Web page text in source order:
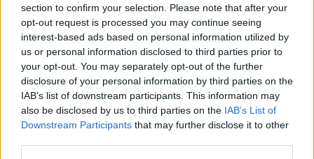
section to confirm your selection. Please note that after your
opt-out request is processed you may continue seeing
interest-based ads based on personal information utilized by
us or personal information disclosed to third parties prior to
your opt-out. You may separately opt-out of the further
disclosure of your personal information by third parties on the
IAB’s list of downstream participants. This information may
also be disclosed by us to third parties on the IAB’s List of
Downstream Participants that may further disclose it to other
0 - 0
Squalificato 0 - 0%
Infortunato 0 - 0
Inutilizzato 13 - 34%